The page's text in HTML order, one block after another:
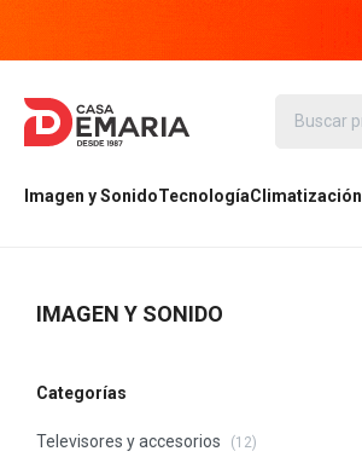
Imagen y SonidoTecnologíaClimatización
IMAGEN Y SONIDO
Categorías
Televisores y accesorios (12)